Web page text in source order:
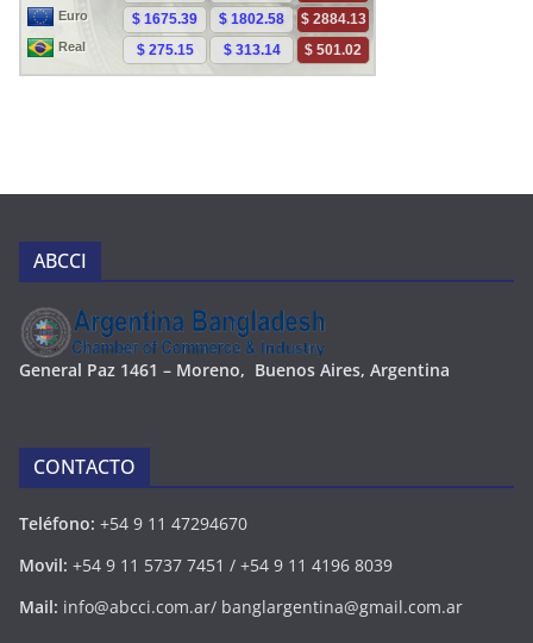
ABCCI
General Paz 1461 – Moreno, Buenos Aires, Argentina
CONTACTO
Teléfono: +54 9 11 47294670
Movil: +54 9 11 5737 7451 / +54 9 11 4196 8039
Mail: info@abcci.com.ar/ banglargentina@gmail.com.ar